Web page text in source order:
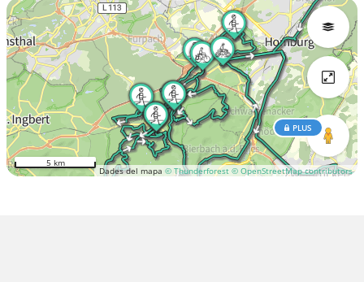
Dades del mapa © Thunderforest © OpenStreetMap contributors
PLUS
5 km